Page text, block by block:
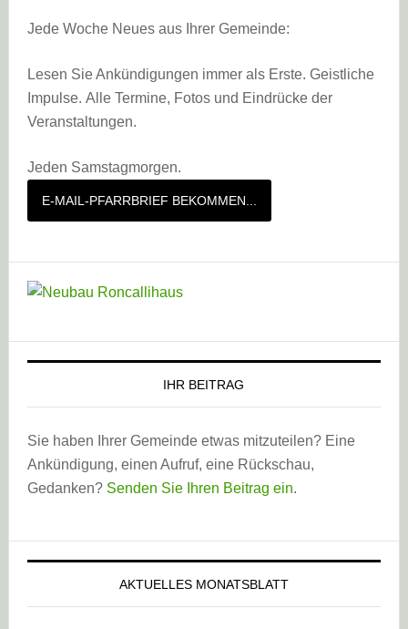
Jede Woche Neues aus Ihrer Gemeinde:
Lesen Sie Ankündigungen immer als Erste. Geistliche
Impulse. Alle Termine, Fotos und Eindrücke der
Veranstaltungen.
Jeden Samstagmorgen.
E-MAIL-PFARRBRIEF BEKOMMEN...
IHR BEITRAG
Sie haben Ihrer Gemeinde etwas mitzuteilen? Eine
Ankündigung, einen Aufruf, eine Rückschau,
Gedanken? Senden Sie Ihren Beitrag ein.
AKTUELLES MONATSBLATT